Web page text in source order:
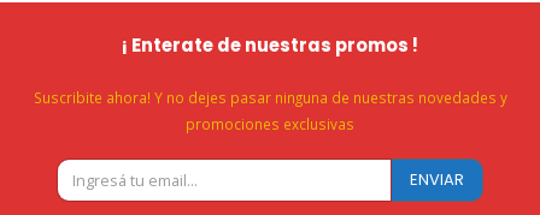
¡ Enterate de nuestras promos !
Suscribite ahora! Y no dejes pasar ninguna de nuestras novedades y
promociones exclusivas